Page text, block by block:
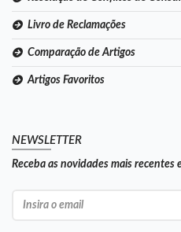
Livro de Reclamações
Comparação de Artigos
Artigos Favoritos
NEWSLETTER
Receba as novidades mais recentes